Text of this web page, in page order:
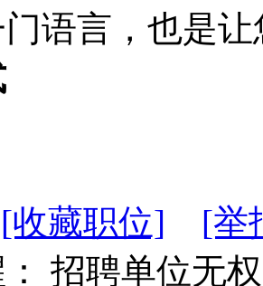
语言，也是
[收藏职位]
[举
招聘单位无